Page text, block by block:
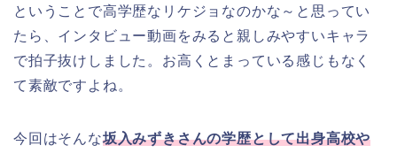
ということで高学歴なリケジョなのかな～と思ってい
たら、インタビュー動画をみると親しみやすいキャラ
で拍子抜けしました。お高くとまっている感じもなく
て素敵ですよね。
今回はそんな坂入みずきさんの学歴として出身高校や